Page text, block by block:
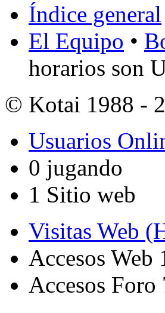
Índice general
El Equipo •
horarios son
© Kotai 1988 -
Usuarios
0 jugando
1 Sitio web
Visitas Web
Accesos
Accesos